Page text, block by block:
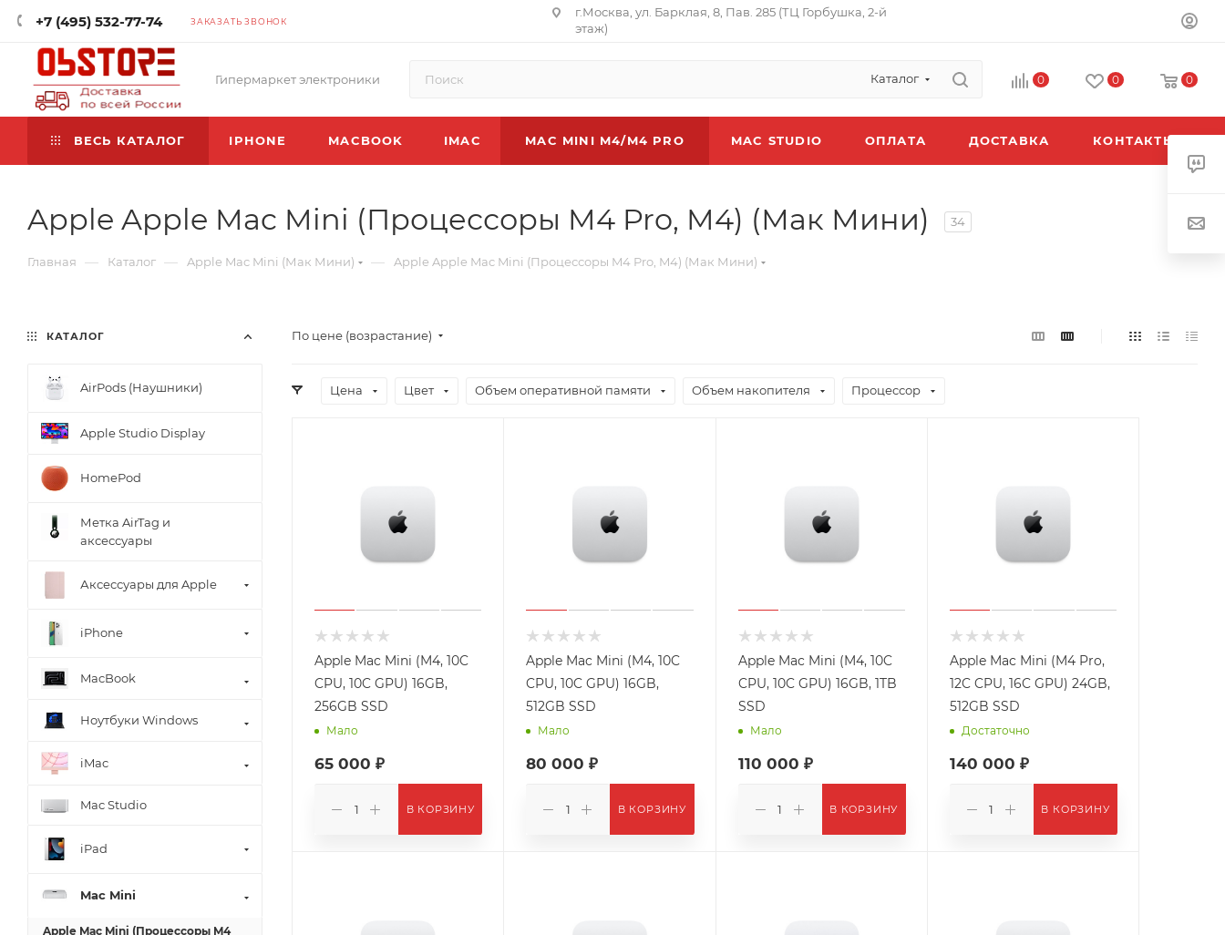
+7 (495) 532-77-74 ЗАКАЗАТЬ ЗВОНОК
г.Москва, ул. Барклая, 8, Пав. 285 (ТЦ Горбушка, 2-й
этаж)
Гипермаркет электроники Каталог 0 0 0
ВЕСЬ КАТАЛОГ IPHONE MACBOOK IMAC MAC MINI M4/M4 PRO MAC STUDIO ОПЛАТА ДОСТАВКА КОНТАКТЫ
Apple Apple Mac Mini (Процессоры M4 Pro, M4) (Мак Мини) 34
Главная — Каталог — Apple Mac Mini (Мак Мини) — Apple Apple Mac Mini (Процессоры M4 Pro, M4) (Мак Мини)
По цене (возрастание)
Цена Цвет Объем оперативной памяти Объем накопителя Процессор
Apple Mac Mini (M4, 10C
CPU, 10C GPU) 16GB,
256GB SSD
Мало
65 000 ₽
В КОРЗИНУ
Apple Mac Mini (M4, 10C
CPU, 10C GPU) 16GB,
512GB SSD
Мало
80 000 ₽
В КОРЗИНУ
Apple Mac Mini (M4, 10C
CPU, 10C GPU) 16GB, 1TB
SSD
Мало
110 000 ₽
В КОРЗИНУ
Apple Mac Mini (M4 Pro,
12C CPU, 16C GPU) 24GB,
512GB SSD
Достаточно
140 000 ₽
В КОРЗИНУ
КАТАЛОГ
AirPods (Наушники)
Apple Studio Display
HomePod
Метка AirTag и
аксессуары
Аксессуары для Apple
iPhone
MacBook
Ноутбуки Windows
iMac
Mac Studio
iPad
Mac Mini
Apple Mac Mini (Процессоры M4